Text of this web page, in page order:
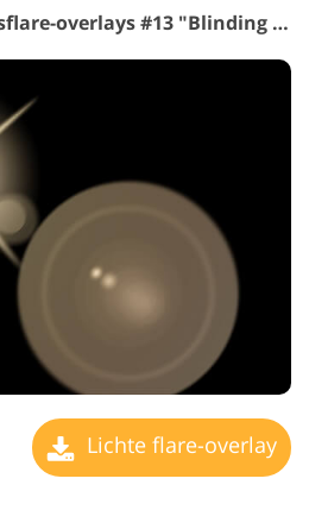
Gratis Photoshop-lensflare-overlays #13 "Blinding Happiness"
Lichte flare-overlay